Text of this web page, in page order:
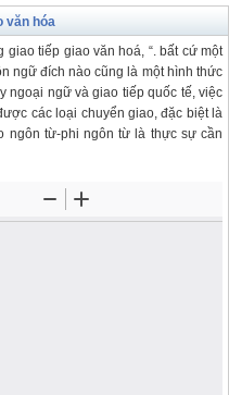
văn hóa
giao tiếp giao văn hoá, “. bất cứ một
ngữ đích nào cũng là một hình thức
ngoại ngữ và giao tiếp quốc tế, việc
các loại chuyển giao, đặc biệt là
ngôn từ-phi ngôn từ là thực sự cần